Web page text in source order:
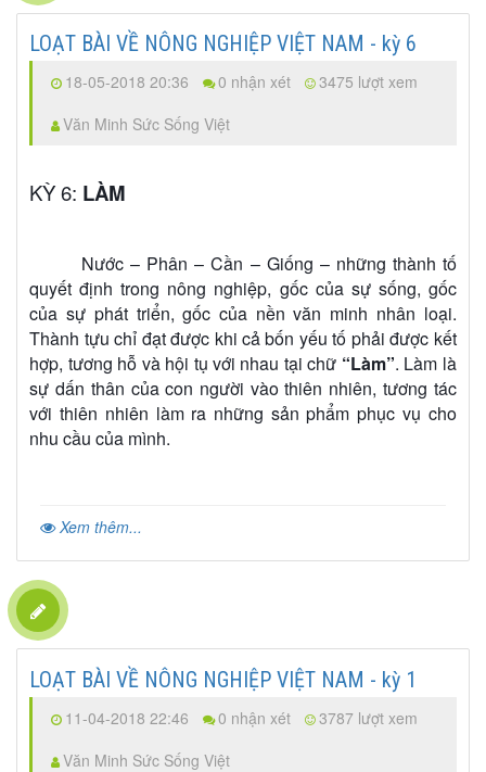
LOẠT BÀI VỀ NÔNG NGHIỆP VIỆT NAM - kỳ 6
18-05-2018 20:36 0 nhận xét
3475 lượt xem
Văn Minh Sức Sống Việt
KỲ 6: LÀM
Nước – Phân – Cần – Giống – những thành tố
quyết định trong nông nghiệp, gốc của sự sống, gốc
của sự phát triển, gốc của nền văn minh nhân loại.
Thành tựu chỉ đạt được khi cả bốn yếu tố phải được kết
hợp, tương hỗ và hội tụ với nhau tại chữ “Làm”. Làm là
sự dấn thân của con người vào thiên nhiên, tương tác
với thiên nhiên làm ra những sản phẩm phục vụ cho
nhu cầu của mình.
Xem thêm...
LOẠT BÀI VỀ NÔNG NGHIỆP VIỆT NAM - kỳ 1
11-04-2018 22:46 0 nhận xét
3787 lượt xem
Văn Minh Sức Sống Việt